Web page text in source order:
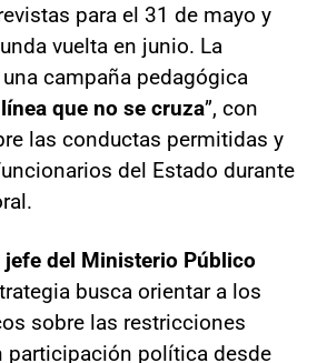
para el 31 de mayo y
vuelta en junio. La
campaña pedagógica
que no se cruza”, con
las conductas permitidas y
del Estado durante
jefe del Ministerio Público
busca orientar a los
sobre las restricciones
participación política desde